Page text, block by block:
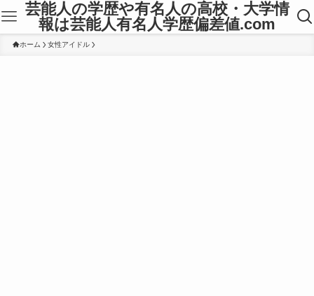
芸能人の学歴や有名人の高校・大学情
報は芸能人有名人学歴偏差値.com
ホーム 女性アイドル